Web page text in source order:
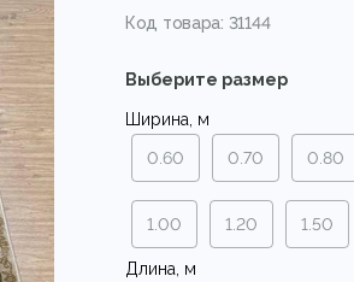
Код товара: 31144
Выберите размер
Ширина, м
0.60
0.70 0.80
1.00 1.20 1.50
Длина, м